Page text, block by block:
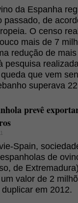
da Espanha
passado, de
O censo
mais de 7
redução de
pesquisa
que vem
superava
prevê
Spain,
de
de
valor de 2
em 2012.